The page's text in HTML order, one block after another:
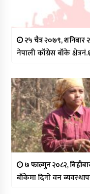
२५ चैत्र २०७९, शनिबार
नेपाली काँग्रेस बाँके
७ फाल्गुन २०८२,
बाँकेमा दिगो वन